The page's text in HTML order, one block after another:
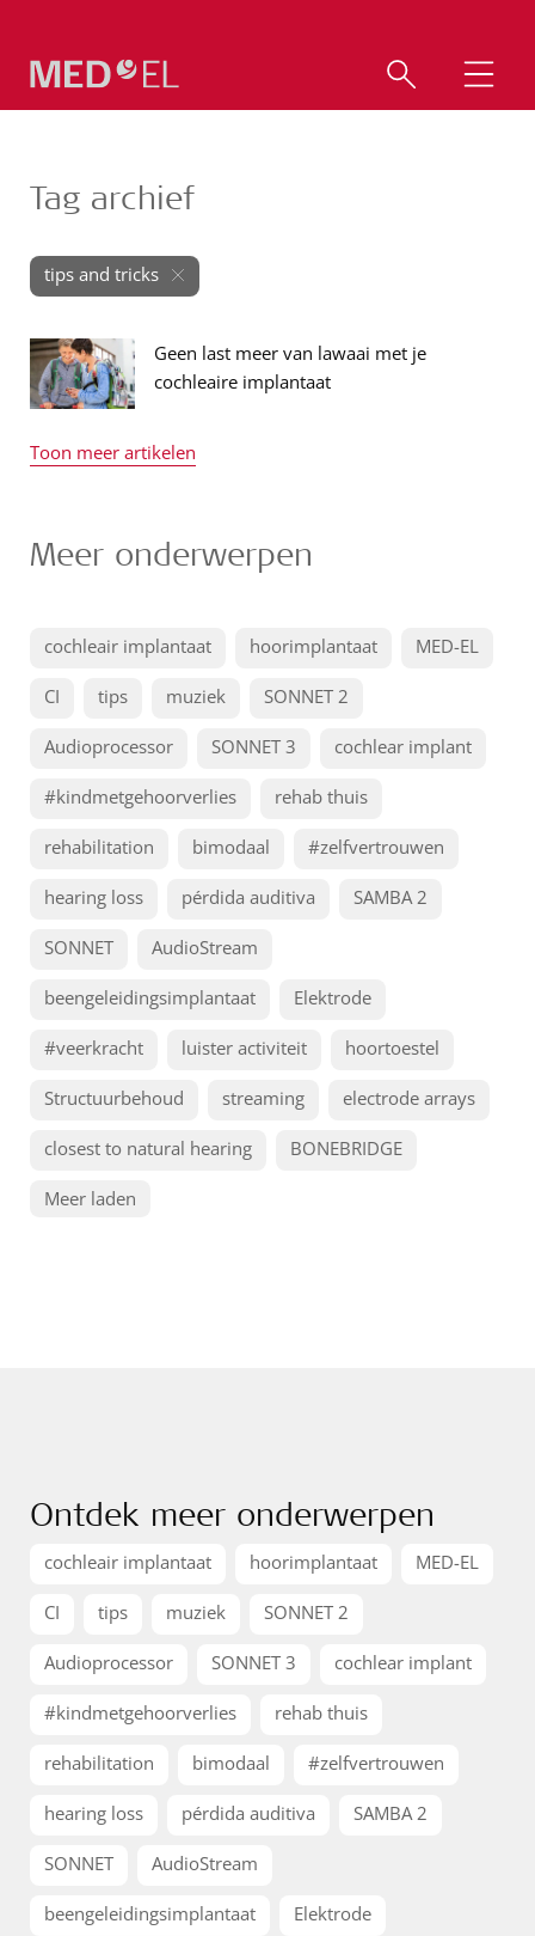
Tag archief
tips and tricks
Geen last meer van lawaai met je
cochleaire implantaat
Toon meer artikelen
Meer onderwerpen
cochleair implantaat hoorimplantaat MED-EL
CI tips muziek SONNET 2
Audioprocessor SONNET 3 cochlear implant
#kindmetgehoorverlies rehab thuis
rehabilitation bimodaal #zelfvertrouwen
hearing loss pérdida auditiva SAMBA 2
SONNET AudioStream
beengeleidingsimplantaat Elektrode
#veerkracht luister activiteit hoortoestel
Structuurbehoud streaming electrode arrays
closest to natural hearing BONEBRIDGE
Meer laden
Ontdek meer onderwerpen
cochleair implantaat hoorimplantaat MED-EL
CI tips muziek SONNET 2
Audioprocessor SONNET 3 cochlear implant
#kindmetgehoorverlies rehab thuis
rehabilitation bimodaal #zelfvertrouwen
hearing loss pérdida auditiva SAMBA 2
SONNET AudioStream
beengeleidingsimplantaat Elektrode